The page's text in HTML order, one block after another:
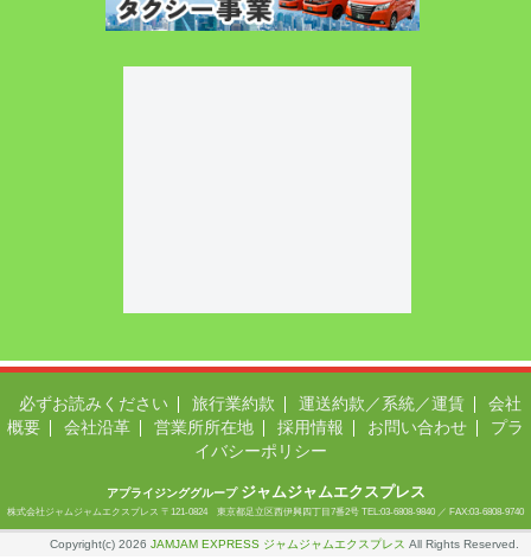
必ずお読みください 旅行業約款 運送約款／系統／運賃
会社
概要
会社沿革 営業所所在地 採用情報 お問い合わせ
プラ
イバシーポリシー
アプライジンググループ ジャムジャムエクスプレス
株式会社ジャムジャムエクスプレス 〒121-0824 東京都足立区西伊興四丁目7番2号 TEL:03-6808-9840 ／ FAX:03-6808-9740
Copyright(c) 2026 JAMJAM EXPRESS ジャムジャムエクスプレス All Rights Reserved.